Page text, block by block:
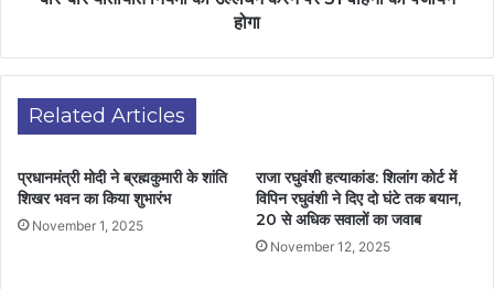
होगा
Related Articles
प्रधानमंत्री मोदी ने ब्रह्मकुमारी के शांति
शिखर भवन का किया शुभारंभ
November 1, 2025
राजा रघुवंशी हत्याकांड: शिलांग कोर्ट में
विपिन रघुवंशी ने दिए दो घंटे तक बयान,
20 से अधिक सवालों का जवाब
November 12, 2025